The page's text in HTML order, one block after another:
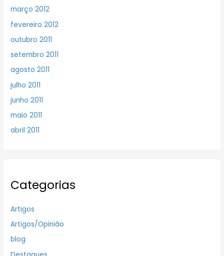
março 2012
fevereiro 2012
outubro 2011
setembro 2011
agosto 2011
julho 2011
junho 2011
maio 2011
abril 2011
Categorias
Artigos
Artigos/Opinião
blog